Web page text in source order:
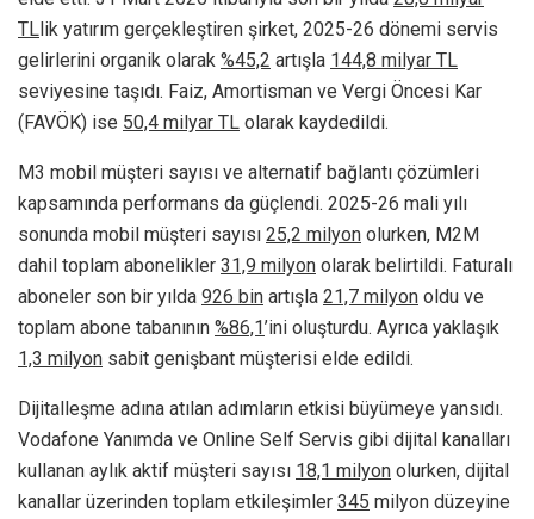
TLlik yatırım gerçekleştiren şirket, 2025-26 dönemi servis
gelirlerini organik olarak %45,2 artışla 144,8 milyar TL
seviyesine taşıdı. Faiz, Amortisman ve Vergi Öncesi Kar
(FAVÖK) ise 50,4 milyar TL olarak kaydedildi.
M3 mobil müşteri sayısı ve alternatif bağlantı çözümleri
kapsamında performans da güçlendi. 2025-26 mali yılı
sonunda mobil müşteri sayısı 25,2 milyon olurken, M2M
dahil toplam abonelikler 31,9 milyon olarak belirtildi. Faturalı
aboneler son bir yılda 926 bin artışla 21,7 milyon oldu ve
toplam abone tabanının %86,1’ini oluşturdu. Ayrıca yaklaşık
1,3 milyon sabit genişbant müşterisi elde edildi.
Dijitalleşme adına atılan adımların etkisi büyümeye yansıdı.
Vodafone Yanımda ve Online Self Servis gibi dijital kanalları
kullanan aylık aktif müşteri sayısı 18,1 milyon olurken, dijital
kanallar üzerinden toplam etkileşimler 345 milyon düzeyine